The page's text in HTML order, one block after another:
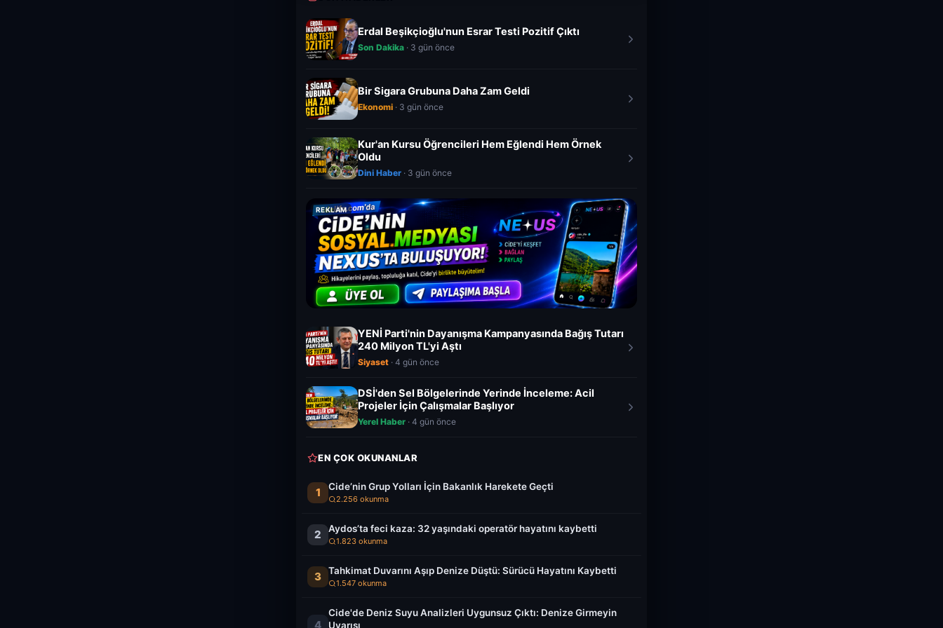
Erdal Beşikçioğlu'nun Esrar Testi Pozitif Çıktı
Son Dakika · 3 gün önce
Bir Sigara Grubuna Daha Zam Geldi
Ekonomi · 3 gün önce
Kur'an Kursu Öğrencileri Hem Eğlendi Hem Örnek
Oldu
Dini Haber · 3 gün önce
REKLAM
YENİ Parti'nin Dayanışma Kampanyasında Bağış Tutarı
240 Milyon TL'yi Aştı
Siyaset · 4 gün önce
DSİ'den Sel Bölgelerinde Yerinde İnceleme: Acil
Projeler İçin Çalışmalar Başlıyor
Yerel Haber · 4 gün önce
EN ÇOK OKUNANLAR
1 Cide’nin Grup Yolları İçin Bakanlık Harekete Geçti
2.256 okunma
2 Aydos’ta feci kaza: 32 yaşındaki operatör hayatını kaybetti
1.823 okunma
3 Tahkimat Duvarını Aşıp Denize Düştü: Sürücü Hayatını Kaybetti
1.547 okunma
4
Cide'de Deniz Suyu Analizleri Uygunsuz Çıktı: Denize Girmeyin
Uyarısı